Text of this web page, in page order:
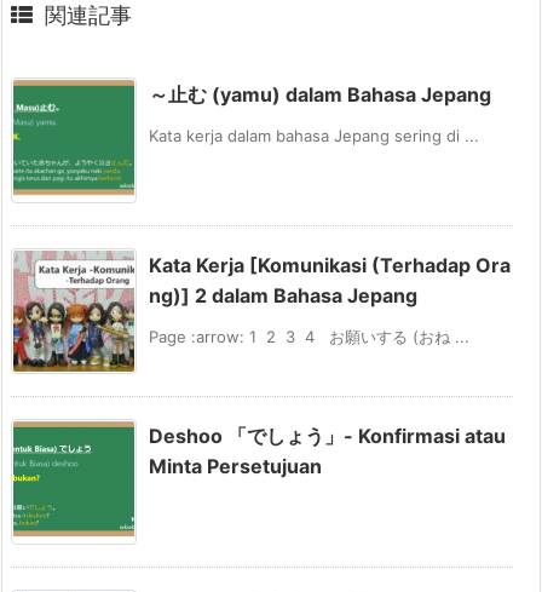
関連記事
～止む (yamu) dalam Bahasa Jepang
Kata kerja dalam bahasa Jepang sering di ...
Kata Kerja [Komunikasi (Terhadap Ora
ng)] 2 dalam Bahasa Jepang
Page :arrow: 1 2 3 4 お願いする (おね ...
Deshoo 「でしょう」- Konfirmasi atau
Minta Persetujuan